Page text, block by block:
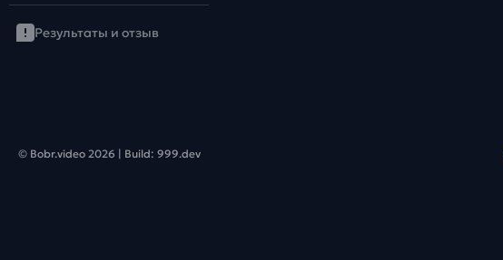
Результаты и отзыв
© Bobr.video 2026 | Build: 999.dev